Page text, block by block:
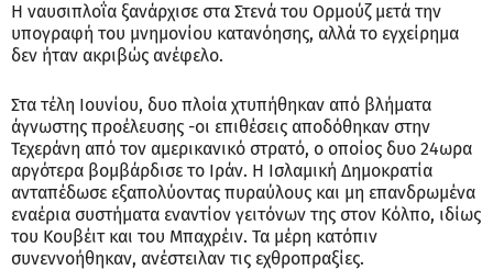
Η ναυσιπλοΐα ξανάρχισε στα Στενά του Ορμούζ μετά την
υπογραφή του μνημονίου κατανόησης, αλλά το εγχείρημα
δεν ήταν ακριβώς ανέφελο.
Στα τέλη Ιουνίου, δυο πλοία χτυπήθηκαν από βλήματα
άγνωστης προέλευσης -οι επιθέσεις αποδόθηκαν στην
Τεχεράνη από τον αμερικανικό στρατό, ο οποίος δυο 24ωρα
αργότερα βομβάρδισε το Ιράν. Η Ισλαμική Δημοκρατία
ανταπέδωσε εξαπολύοντας πυραύλους και μη επανδρωμένα
εναέρια συστήματα εναντίον γειτόνων της στον Κόλπο, ιδίως
του Κουβέιτ και του Μπαχρέιν. Τα μέρη κατόπιν
συνεννοήθηκαν, ανέστειλαν τις εχθροπραξίες.